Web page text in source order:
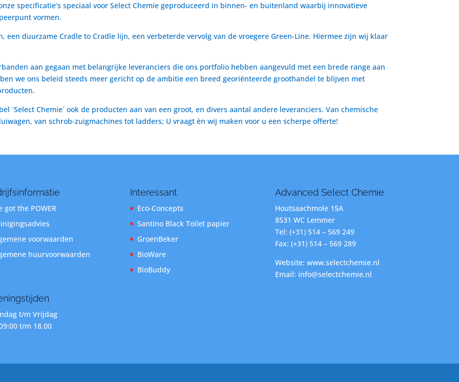
specificatie’s speciaal voor Select Chemie geproduceerd in binnen- en buitenland waarbij innovatieve
vormen.
een duurzame Cradle to Cradle lijn, een verbeterde vervolg van de vroegere Green-Line. Hiermee zijn wij klaar
aan gegaan met belangrijke leveranciers die ons portfolio hebben aangevuld met een brede range aan
we ons beleid steeds meer gericht op de ambitie een breed georiënteerde groothandel te blijven met
´Select Chemie´ ook de producten aan van een groot, en divers aantal andere leveranciers. Van chemische
van schrob-zuigmachines tot ladders; U vraagt èn wij maken voor u een scherpe offerte!
got the POWER
voorwaarden
huurvoorwaarden
t/m Vrijdag
t/m 18.00
Interessant
Eco-Concepts
Santino Black Toilet papier
GroenBeker
BioWare
BioBuddy
Advanced Select Chemie
Houtsaachmole 15A
8531 WC Lemmer
Tel: (+31) 514 – 569 249
Fax: (+31) 514 – 569 289
Website: www.selectchemie.nl
Email: info@selectchemie.nl